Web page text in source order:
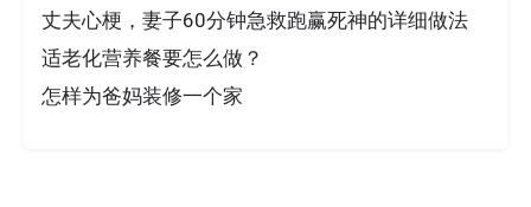
丈夫心梗，妻子60分钟急救跑赢死神的详细做法
适老化营养餐要怎么做？
怎样为爸妈装修一个家